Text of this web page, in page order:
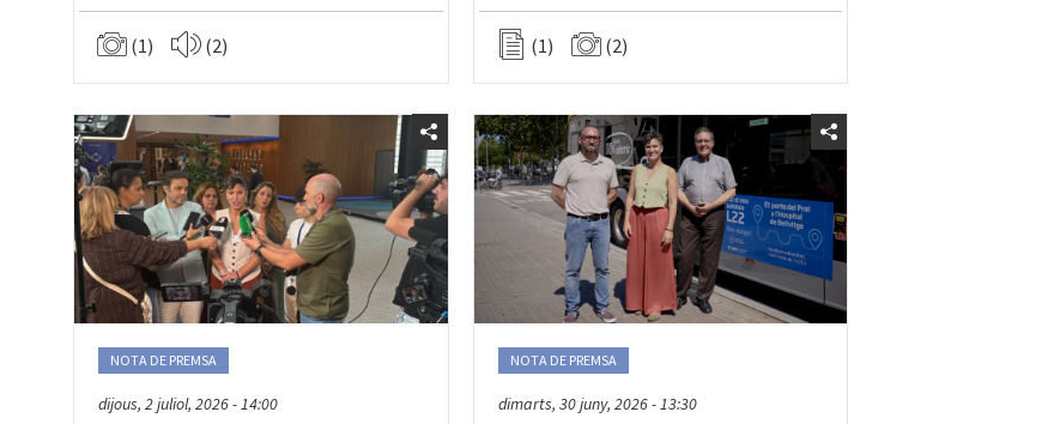
(1) (2) (1) (2)
NOTA DE PREMSA
dijous, 2 juliol, 2026 - 14:00
NOTA DE PREMSA
dimarts, 30 juny, 2026 - 13:30